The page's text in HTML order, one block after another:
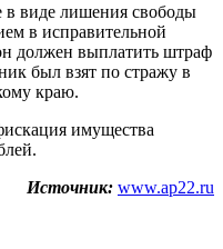
в виде лишения свободы
в исправительной
должен выплатить штраф
был взят по стражу в
краю.
имущества
Источник: www.ap22.ru